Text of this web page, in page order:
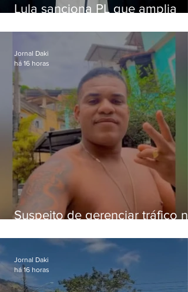
Lula sanciona PL que amplia
crianças
Suspeito de gerenciar tráfico na
foragido
Jornal Daki
há 16 horas
Jornal Daki
há 16 horas